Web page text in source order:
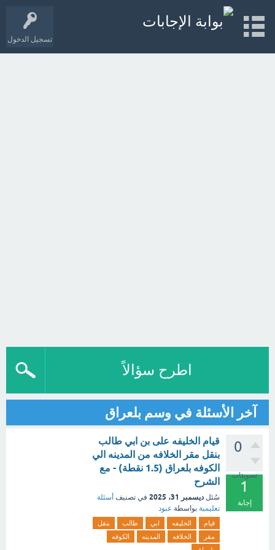
تسجيل الدخول
اطرح سؤالاً
آخر الأسئلة في وسم بلعراق
0
تصويتات
1
إجابة
قيام الخليفه على بن ابي طالب
بنقل مقر الخلافه من المدينه الي
الكوفه بلعراق (1.5 نقطة) - مع
الشرح
سُئل ديسمبر 31، 2025 في تصنيف أسئلة
تعليمية بواسطة عبود
قيام الخليفه ابي طالب
بنقل
مقر
الخلافه المدينه
الكوفه